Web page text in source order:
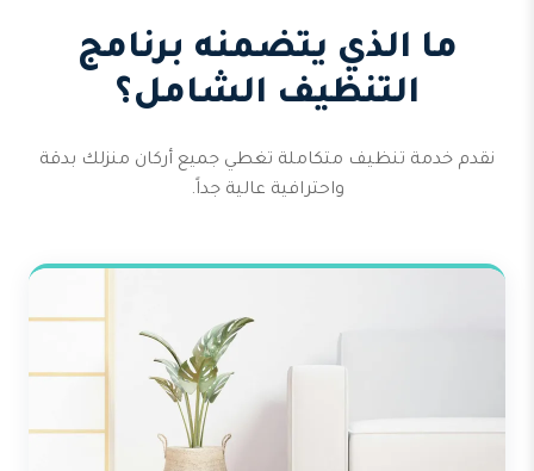
ما الذي يتضمنه برنامج
التنظيف الشامل؟
نقدم خدمة تنظيف متكاملة تغطي جميع أركان منزلك بدقة
واحترافية عالية جداً.